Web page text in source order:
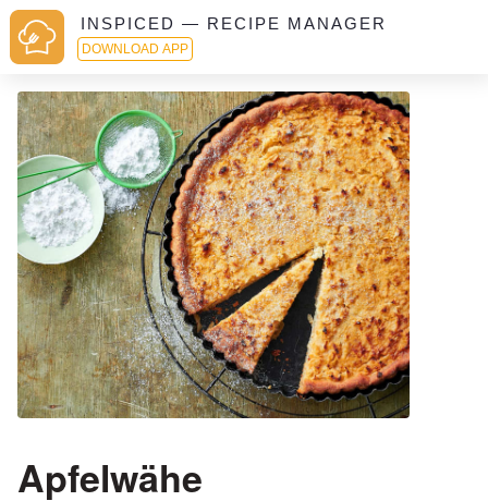
INSPICED — RECIPE MANAGER
DOWNLOAD APP
Apfelwähe